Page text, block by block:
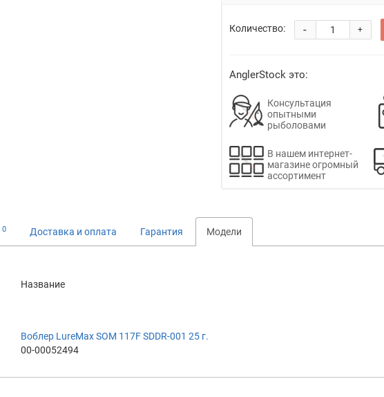
Количество: +
-
AnglerStock это:
Консультация
опытными
рыболовами
В нашем интернет-
магазине огромный
ассортимент
0 Доставка и оплата Гарантия Модели
Название
Воблер LureMax SOM 117F SDDR-001 25 г.
00-00052494